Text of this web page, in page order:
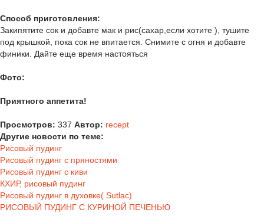
Способ приготовления:
Закипятите сок и добавте мак и рис(сахар,если хотите ), тушите
под крышкой, пока сок не впитается. Снимите с огня и добавте
финики. Дайте еще время настояться
Фото:
Приятного аппетита!
Просмотров: 337 Автор: recept
Другие новости по теме:
Рисовый пудинг
Рисовый пудинг с пряностями
Рисовый пудинг с киви
КХИР, рисовый пудинг
Рисовый пудинг в духовке( Sutlac)
РИСОВЫЙ ПУДИНГ С КУРИНОЙ ПЕЧЕНЬЮ